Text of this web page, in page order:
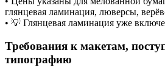
глянцевая ламинация, люверсы,
• 💡 Глянцевая ламинация уже
Требования к макетам,
типографию